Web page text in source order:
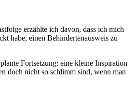
erzählte ich davon, dass ich mich
habe, einen Behindertenausweis zu
Fortsetzung: eine kleine Inspiration
doch nicht so schlimm sind, wenn man